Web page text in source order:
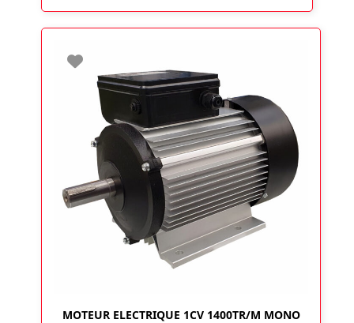
MOTEUR ELECTRIQUE 1CV 1400TR/M MONO